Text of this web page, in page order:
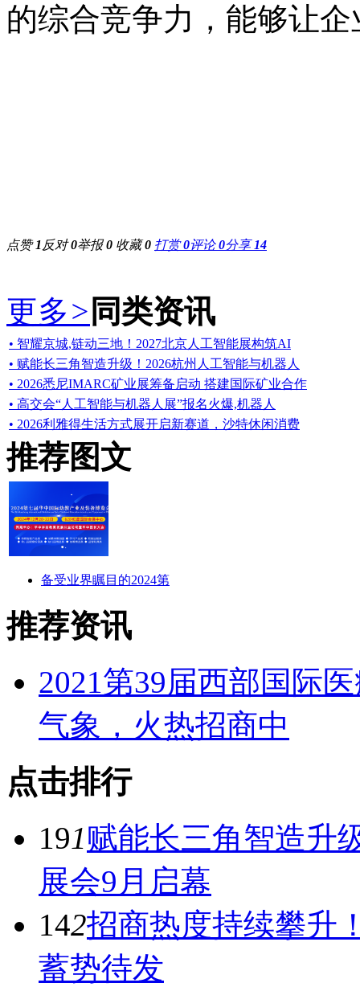
的综合竞争力，能够让
点赞 1反对0举报0 收藏0 打赏0评论0分享 14
更多> 同类资讯
• 智耀京城,链动三地！2027北京人工智能展构筑AI
• 赋能长三角智造升级！2026杭州人工智能与机器人
• 2026悉尼IMARC矿业展筹备启动 搭建国际矿业合作
• 高交会“人工智能与机器人展”报名火爆,机器人
• 2026利雅得生活方式展开启新赛道，沙特休闲消费
推荐图文
备受业界瞩目的2024第
推荐资讯
2021第39届西部国际
气象，火热招商中
点击排行
191赋能长三角智造升
展会9月启幕
142招商热度持续攀升
蓄势待发